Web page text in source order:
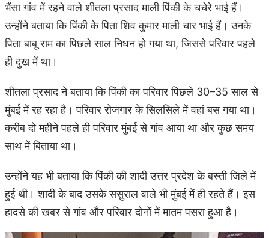
भैंसा गांव में रहने वाले शीतला प्रसाद माली पिंकी के चचेरे भाई हैं।
उन्होंने बताया कि पिंकी के पिता शिव कुमार माली चार भाई हैं। उनके
पिता बाबू राम का पिछले साल निधन हो गया था, जिससे परिवार पहले
ही दुख में था।
शीतला प्रसाद ने बताया कि पिंकी का परिवार पिछले 30–35 साल से
मुंबई में रह रहा है। परिवार रोजगार के सिलसिले में वहां बस गया था।
करीब दो महीने पहले ही परिवार मुंबई से गांव आया था और कुछ समय
साथ में बिताया था।
उन्होंने यह भी बताया कि पिंकी की शादी उत्तर प्रदेश के बस्ती जिले में
हुई थी। शादी के बाद उसके ससुराल वाले भी मुंबई में ही रहते हैं। इस
हादसे की खबर से गांव और परिवार दोनों में मातम पसरा हुआ है।